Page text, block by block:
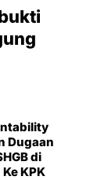
Dugaan
di
KPK